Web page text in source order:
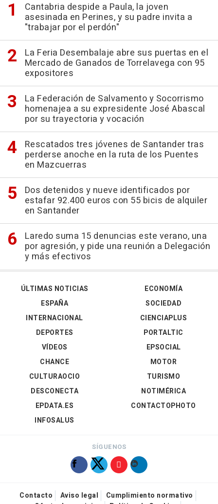
Cantabria despide a Paula, la joven
asesinada en Perines, y su padre invita a
"trabajar por el perdón"
La Feria Desembalaje abre sus puertas en el
Mercado de Ganados de Torrelavega con 95
expositores
La Federación de Salvamento y Socorrismo
homenajea a su expresidente José Abascal
por su trayectoria y vocación
Rescatados tres jóvenes de Santander tras
perderse anoche en la ruta de los Puentes
en Mazcuerras
Dos detenidos y nueve identificados por
estafar 92.400 euros con 55 bicis de alquiler
en Santander
Laredo suma 15 denuncias este verano, una
por agresión, y pide una reunión a Delegación
y más efectivos
ÚLTIMAS NOTICIAS
ESPAÑA
INTERNACIONAL
DEPORTES
VÍDEOS
ECONOMÍA
SOCIEDAD
CIENCIAPLUS
PORTALTIC
EPSOCIAL
CHANCE
CULTURAOCIO
DESCONECTA
EPDATA.ES
INFOSALUS
MOTOR
TURISMO
NOTIMÉRICA
CONTACTOPHOTO
SÍGUENOS
Contacto Aviso legal
Cumplimiento normativo